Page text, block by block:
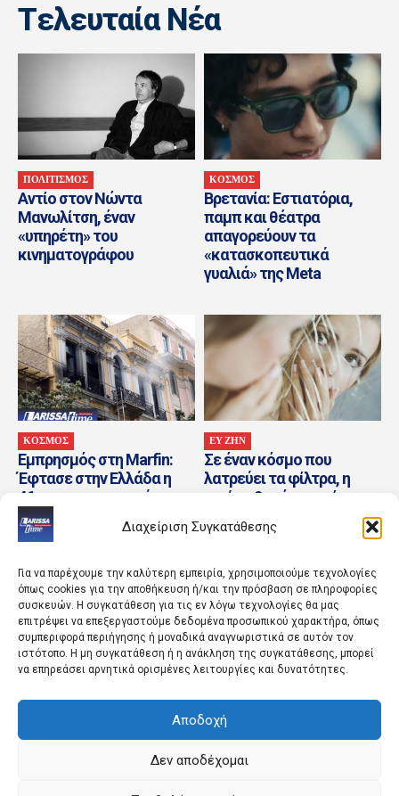
Διαχείριση Συγκατάθεσης
Για να παρέχουμε την καλύτερη εμπειρία, χρησιμοποιούμε τεχνολογίες
όπως cookies για την αποθήκευση ή/και την πρόσβαση σε πληροφορίες
συσκευών. Η συγκατάθεση για τις εν λόγω τεχνολογίες θα μας
επιτρέψει να επεξεργαστούμε δεδομένα προσωπικού χαρακτήρα, όπως
συμπεριφορά περιήγησης ή μοναδικά αναγνωριστικά σε αυτόν τον
ιστότοπο. Η μη συγκατάθεση ή η ανάκληση της συγκατάθεσης, μπορεί
να επηρεάσει αρνητικά ορισμένες λειτουργίες και δυνατότητες.
Αποδοχή
Δεν αποδέχομαι
Tελευταία Nέα
ΠΟΛΙΤΙΣΜΟΣ
Αντίο στον Νώντα
Μανωλίτση, έναν
«υπηρέτη» του
κινηματογράφου
ΚΟΣΜΟΣ
Βρετανία: Εστιατόρια,
παμπ και θέατρα
απαγορεύουν τα
«κατασκοπευτικά
γυαλιά» της Meta
ΚΟΣΜΟΣ
Εμπρησμός στη Marfin:
Έφτασε στην Ελλάδα η
46χρονη κατηγορούμενη
που είχε συλληφθεί στο
Λονδίνο
ΕΥ ΖΗΝ
Σε έναν κόσμο που
λατρεύει τα φίλτρα, η
ωμή καθαρότητα είναι
μια μορφή ελευθερίας
ΛΑΡΙΣΑ
Έρχεται τριήμερο κύμα
ζέστης με «40άρια»
ΚΟΣΜΟΣ
Γερμανικά ΜΜΕ:Το
ουκρανικό αεροσκάφος
κοντά στο οποίο βρέθηκε